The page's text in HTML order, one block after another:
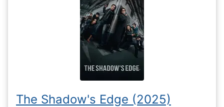
The Shadow's Edge (2025)